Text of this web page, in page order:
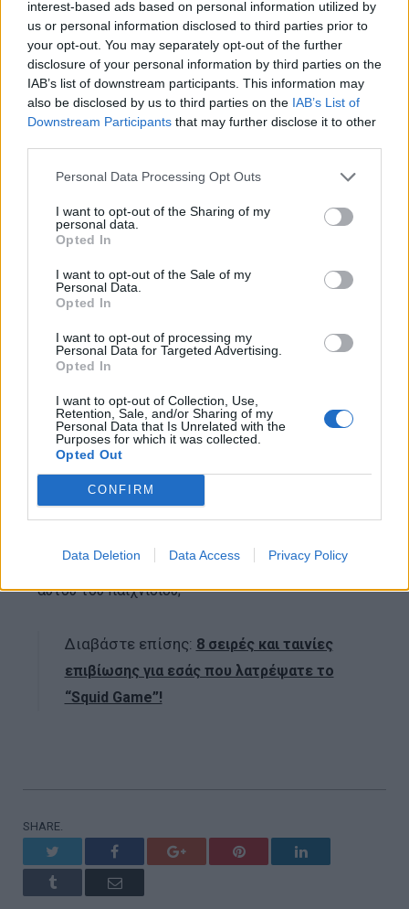
interest-based ads based on personal information utilized by
us or personal information disclosed to third parties prior to
your opt-out. You may separately opt-out of the further
disclosure of your personal information by third parties on the
IAB’s list of downstream participants. This information may
also be disclosed by us to third parties on the IAB’s List of
Downstream Participants that may further disclose it to other
Personal Data Processing Opt Outs
I want to opt-out of the Sharing of my
personal data.
Opted In
I want to opt-out of the Sale of my
Personal Data.
Opted In
I want to opt-out of processing my
Personal Data for Targeted Advertising.
Opted In
I want to opt-out of Collection, Use,
Retention, Sale, and/or Sharing of my
Personal Data that Is Unrelated with the
Purposes for which it was collected.
Opted Out
CONFIRM
Data Deletion Data Access Privacy Policy
Διαβάστε επίσης: “Squid Game”: Η πιο
δημοφιλής σειρά στο Netflix έκανε 10
χρόνια για να ολοκληρωθεί!
Να σημειώσουμε πως η σειρά εχει γίνει
παγκόσμια επιτυχία και είναι ήδη το πιο
δημοφιλές σόου στην ιστορία του Netflix,
ξεπερνώντας κατά πολύ την σειρά Bridgerton, την
οποία παρακολούθησαν 82 εκατομμύρια
Για όσους δεν γνωρίζουν, η σειρά του σκηνοθέτη
Hwang Dong-hyuk, η οποία φτασε στο Νο.1 του
Top 10 του Netflix μόλις τέσσερις ημέρες μετά
σημερινή Κορέα, όπου 456 ατόμα με πολλά χρέη
παίζουν παιχνίδια με την ελπίδα να κερδίσουν ένα
τεράστιο χρηματικό έπαθλο. Κάθε παιχνίδι είναι
σαν ένα παραδοσιακό κορεάτικο παιχνίδι για
Ποιος θα είναι ο νικητής και ποιος είναι ο σκοπός
αυτού του παιχνιδιού;
Διαβάστε επίσης: 8 σειρές και ταινίες
επιβίωσης για εσάς που λατρέψατε το
“Squid Game”!
SHARE.
Facebook Google+ Pinterest LinkedIn
Tumblr Email